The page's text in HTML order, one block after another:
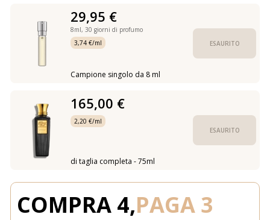
29,95 €
8ml, 30 giorni di profumo
3,74 €/ml
Campione singolo da 8 ml
ESAURITO
165,00 €
2,20 €/ml
di taglia completa - 75ml
ESAURITO
COMPRA 4,PAGA 3